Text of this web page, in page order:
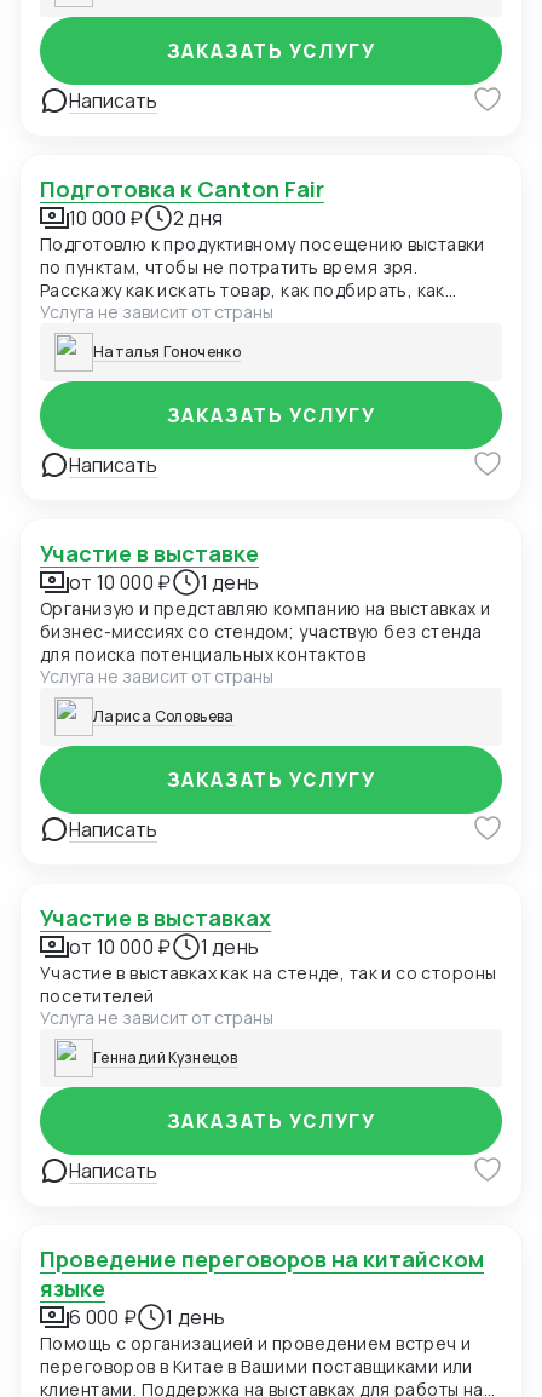
Написать
ЗАКАЗАТЬ УСЛУГУ
Подготовка к Canton Fair
10 000 ₽ 2 дня
Подготовлю к продуктивному посещению выставки
по пунктам, чтобы не потратить время зря.
Расскажу как искать товар, как подбирать, как
успеть все на выставке.
Услуга не зависит от страны
Наталья Гоноченко
Написать
ЗАКАЗАТЬ УСЛУГУ
Участие в выставке
от 10 000 ₽ 1 день
Организую и представляю компанию на выставках и
бизнес-миссиях со стендом; участвую без стенда
для поиска потенциальных контактов
Услуга не зависит от страны
Лариса Соловьева
Написать
ЗАКАЗАТЬ УСЛУГУ
Участие в выставках
от 10 000 ₽ 1 день
Участие в выставках как на стенде, так и со стороны
посетителей
Услуга не зависит от страны
Геннадий Кузнецов
Написать
ЗАКАЗАТЬ УСЛУГУ
Проведение переговоров на китайском
языке
6 000 ₽ 1 день
Помощь с организацией и проведением встреч и
переговоров в Китае в Вашими поставщиками или
клиентами. Поддержка на выставках для работы на